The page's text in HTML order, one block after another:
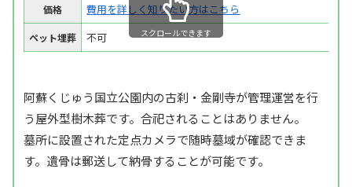
価格 費用を詳しく知りたい方はこちら
ペット埋葬 不可 スクロールできます
阿蘇くじゅう国立公園内の古刹・金剛寺が管理運営を行
う屋外型樹木葬です。合祀されることはありません。
墓所に設置された定点カメラで随時墓域が確認できま
す。遺骨は郵送して納骨することが可能です。